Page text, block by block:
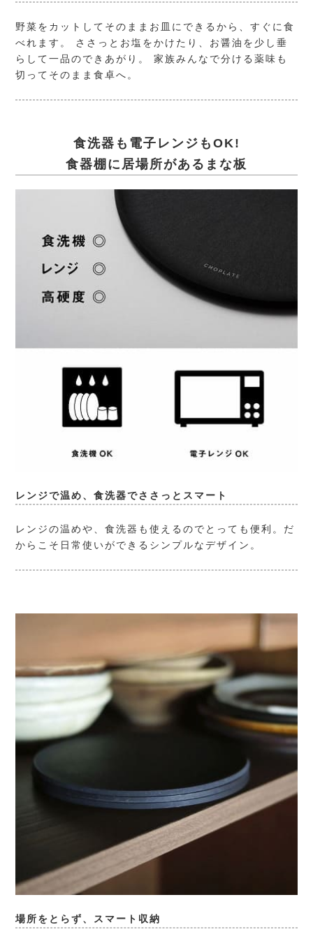
野菜をカットしてそのままお皿にできるから、すぐに食
べれます。 ささっとお塩をかけたり、お醤油を少し垂
らして一品のできあがり。 家族みんなで分ける薬味も
切ってそのまま食卓へ。
食洗器も電子レンジもOK!
食器棚に居場所があるまな板
レンジで温め、食洗器でささっとスマート
レンジの温めや、食洗器も使えるのでとっても便利。だ
からこそ日常使いができるシンプルなデザイン。
場所をとらず、スマート収納